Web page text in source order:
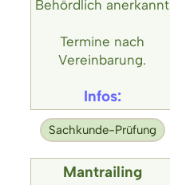
Behördlich anerkannt
Termine nach
Vereinbarung.
Infos:
Sachkunde-Prüfung
Mantrailing